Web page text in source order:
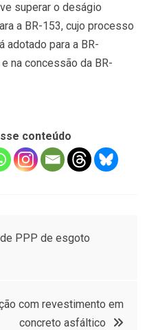
superar o deságio
a BR-153, cujo processo
adotado para a BR-
na concessão da BR-
conteúdo
PPP de esgoto
com revestimento em
concreto asfáltico